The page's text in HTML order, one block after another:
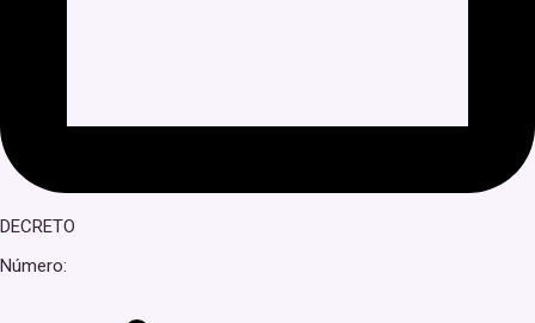
DECRETO
Número: